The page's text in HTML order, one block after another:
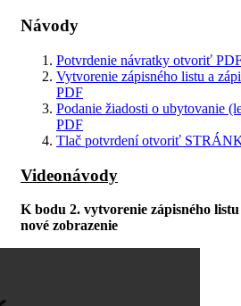
Návody
Potvrdenie návratky otvoriť
Vytvorenie zápisného listu a
PDF
Podanie žiadosti o ubytovanie
PDF
Tlač potvrdeníotvoriť
Videonávody
K bodu 2. vytvorenie zápisného
nové zobrazenie